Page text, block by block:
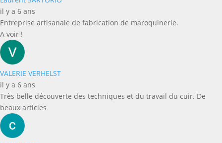
il y a 6 ans
Entreprise artisanale de fabrication de maroquinerie.
A voir !
VALERIE VERHELST
il y a 6 ans
Très belle découverte des techniques et du travail du cuir. De
beaux articles